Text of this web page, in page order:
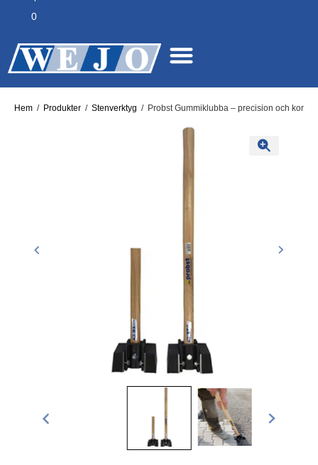
0
Hem / Produkter / Stenverktyg / Probst Gummiklubba – precision och